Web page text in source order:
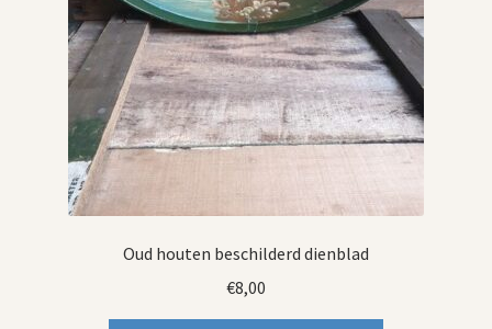
Oud houten beschilderd dienblad
€8,00